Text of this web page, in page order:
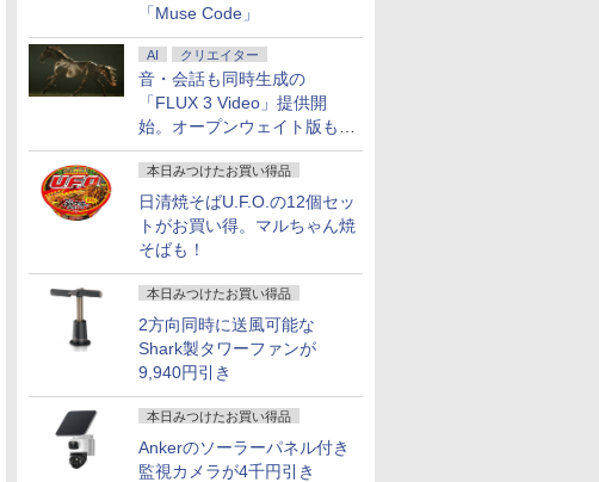
「Muse Code」
AI クリエイター
音・会話も同時生成の
「FLUX 3 Video」提供開
始。オープンウェイト版も計
画
本日みつけたお買い得品
日清焼そばU.F.O.の12個セッ
トがお買い得。マルちゃん焼
そばも！
本日みつけたお買い得品
2方向同時に送風可能な
Shark製タワーファンが
9,940円引き
本日みつけたお買い得品
Ankerのソーラーパネル付き
監視カメラが4千円引き